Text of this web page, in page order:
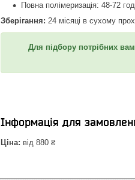
Повна полімеризація: 48-72
Зберігання: 24 місяці в сухому
Для підбору потрібних
Інформація для
Ціна: від 880 ₴